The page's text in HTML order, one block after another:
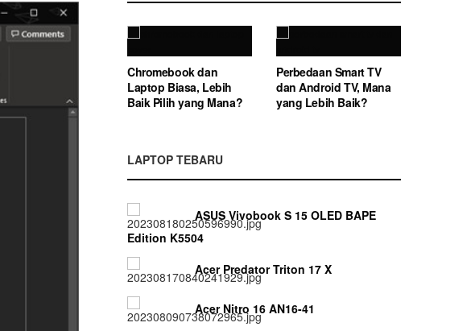
Chromebook dan
Laptop Biasa, Lebih
Baik Pilih yang Mana?
Perbedaan Smart TV
dan Android TV, Mana
yang Lebih Baik?
LAPTOP TEBARU
ASUS Vivobook S 15 OLED BAPE
Edition K5504
Acer Predator Triton 17 X
Acer Nitro 16 AN16-41